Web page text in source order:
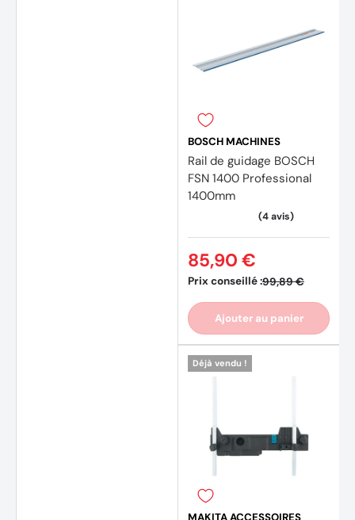
(18
BOSCH MACHINES
Rail de guidage BOSCH
FSN 1400 Professional
1400mm
Prix conseillé :99,89 €
85,90 €
Ajouter au panier
Déjà vendu !